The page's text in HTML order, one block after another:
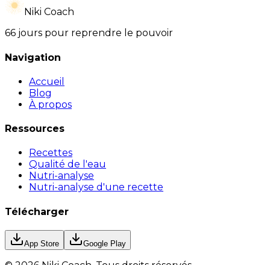
Niki Coach
66 jours pour reprendre le pouvoir
Navigation
Accueil
Blog
À propos
Ressources
Recettes
Qualité de l'eau
Nutri-analyse
Nutri-analyse d'une recette
Télécharger
App Store Google Play